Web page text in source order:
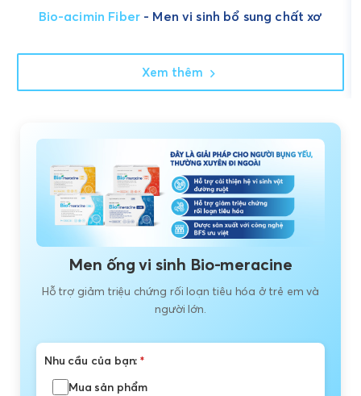
Bio-acimin Fiber- Men vi sinh bổ sung chất xơ
Xem thêm
Men ống vi sinh Bio-meracine
Hỗ trợ giảm triệu chứng rối loạn tiêu hóa ở trẻ em và
người lớn.
Nhu cầu của bạn:*
Mua sản phẩm